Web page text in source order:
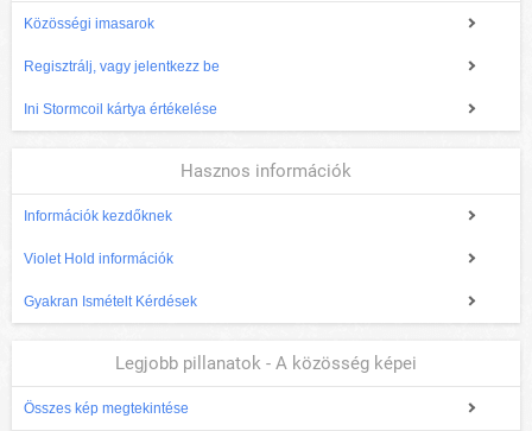
Közösségi imasarok
Regisztrálj, vagy jelentkezz be
Ini Stormcoil kártya értékelése
Hasznos információk
Információk kezdőknek
Violet Hold információk
Gyakran Ismételt Kérdések
Legjobb pillanatok - A közösség képei
Összes kép megtekintése